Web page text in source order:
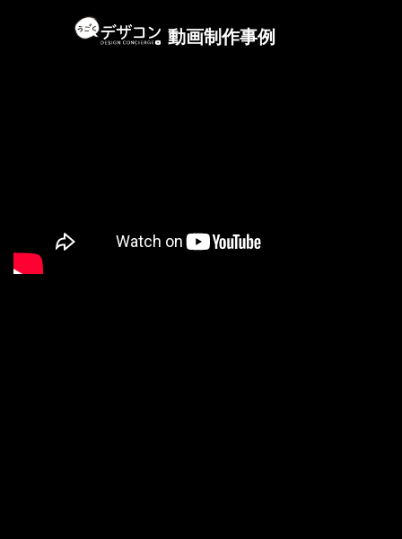
動画制作事例